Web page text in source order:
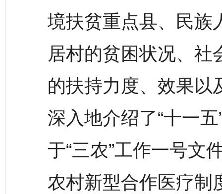
境扶贫重点县、民族
居村的贫困状况、社
的扶持力度、效果以
深入地介绍了“十一
于“三农”工作一号文
农村新型合作医疗制